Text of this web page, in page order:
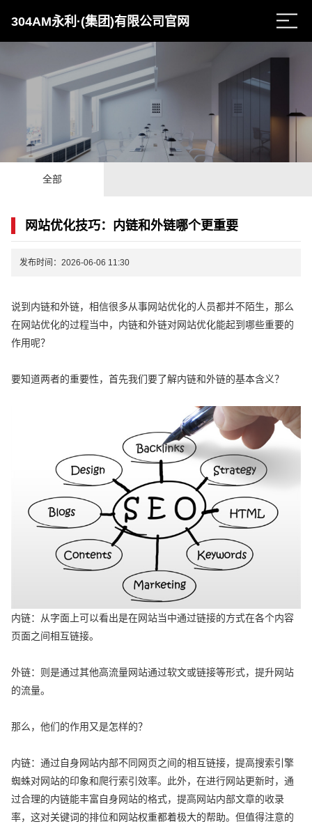
304AM永利·(集团)有限公司官网
全部
网站优化技巧：内链和外链哪个更重要
发布时间：2026-06-06 11:30
说到内链和外链，相信很多从事网站优化的人员都并不陌生，那么
在网站优化的过程当中，内链和外链对网站优化能起到哪些重要的
作用呢？
要知道两者的重要性，首先我们要了解内链和外链的基本含义？
内链：从字面上可以看出是在网站当中通过链接的方式在各个内容
页面之间相互链接。
外链：则是通过其他高流量网站通过软文或链接等形式，提升网站
的流量。
那么，他们的作用又是怎样的？
内链：通过自身网站内部不同网页之间的相互链接，提高搜索引擎
蜘蛛对网站的印象和爬行索引效率。此外，在进行网站更新时，通
过合理的内链能丰富自身网站的格式，提高网站内部文章的收录
率，这对关键词的排位和网站权重都着极大的帮助。但值得注意的